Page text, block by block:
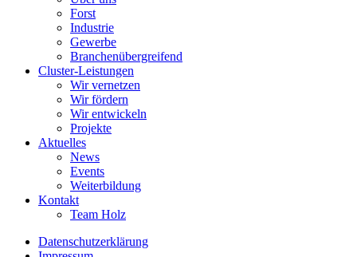
Forst
Industrie
Gewerbe
Branchenübergreifend
Cluster-Leistungen
Wir vernetzen
Wir fördern
Wir entwickeln
Projekte
Aktuelles
News
Events
Weiterbildung
Kontakt
Team Holz
Datenschutzerklärung